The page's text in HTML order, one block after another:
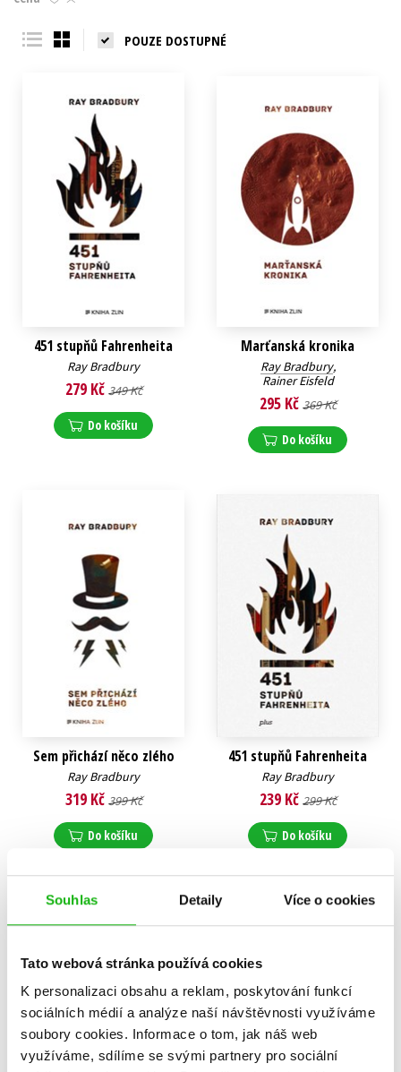
Souhlas Detaily Více o cookies
Tato webová stránka používá cookies
K personalizaci obsahu a reklam, poskytování funkcí
sociálních médií a analýze naší návštěvnosti využíváme
soubory cookies. Informace o tom, jak náš web
využíváme, sdílíme se svými partnery pro sociální
Young adult (SK)
POUZE DOSTUPNÉ
451 stupňů Fahrenheita
Ray Bradbury
279 Kč 349 Kč
Do košíku
Marťanská kronika
Ray Bradbury,
Rainer Eisfeld
295 Kč 369 Kč
Do košíku
Sem přichází něco zlého
Ray Bradbury
319 Kč 399 Kč
Do košíku
451 stupňů Fahrenheita
Ray Bradbury
239 Kč 299 Kč
Do košíku